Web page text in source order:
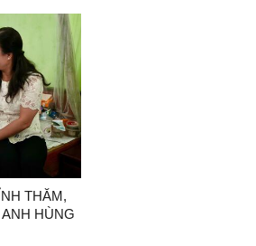
THĂM,
HÙNG